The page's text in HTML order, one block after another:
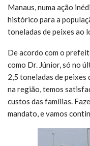
Manaus, numa ação
histórico para a
toneladas de peixes ao
De acordo com o
como Dr. Júnior, só no
2,5 toneladas de peixes
na região, temos
custos das famílias.
mandato, e vamos